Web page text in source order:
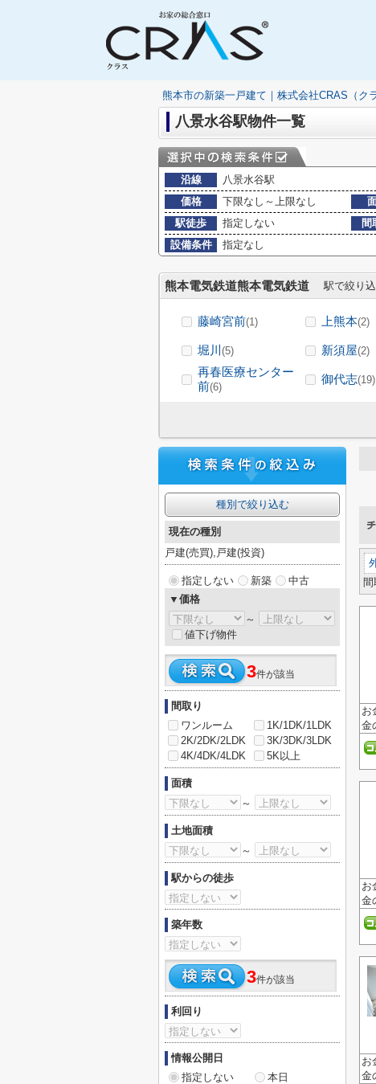
熊本市の新築一戸建て｜株式会社CRAS（クラ
八景水谷駅物件一覧
沿線
八景水谷駅
価格
下限なし～上限なし
駅徒歩
指定しない 間
設備条件
指定なし
熊本電気鉄道熊本電気鉄道 駅で絞り
藤崎宮前(1) 上熊本(2)
堀川 (5) 新須屋(2)
再春医療センター
前(6)
御代志(19)
お
金
お
金
お
金
種別で絞り込む
現在の種別
戸建(売買),戸建(投資)
指定しない 新築
中古
▼価格
～
値下げ物件
3件が該当
間取り
ワンルーム
1K/1DK/1LDK
2K/2DK/2LDK
3K/3DK/3LDK
4K/4DK/4LDK
5K以上
面積
～
土地面積
～
駅からの徒歩
築年数
3件が該当
利回り
情報公開日
指定しない
本日